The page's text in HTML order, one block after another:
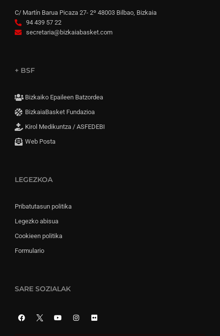
C/ Martín Barua Picaza 27- 2º 48003 Bilbao, Bizkaia
94 439 57 22
secretaria@bizkaiabasket.com
+ BSF
Bizkaiko Epaileen Batzordea
BizkaiaBasket Fundazioa
Kirol Medikuntza / ASFEDEBI
Web Posta
LEGEZKOA
Pribatutasun politika
Legezko abisua
Cookieen politika
Formulario
SARE SOZIALAK